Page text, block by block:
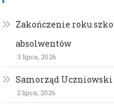
Zakończenie roku
absolwentów
3 lipca, 2026
Samorząd Uczniowski
2 lipca, 2026